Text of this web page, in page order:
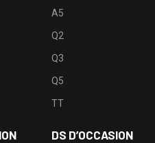
A5
Q2
Q3
Q5
TT
DS D’OCCASION